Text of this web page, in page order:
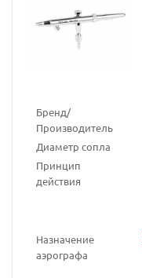
Бренд/
Производитель
Диаметр сопла
Принцип
действия
Назначение
аэрографа